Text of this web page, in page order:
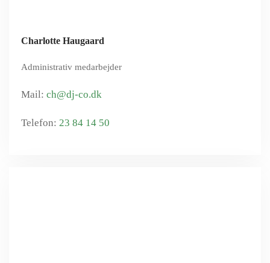
Charlotte Haugaard
Administrativ medarbejder
ch@dj-co.dk
23 84 14 50